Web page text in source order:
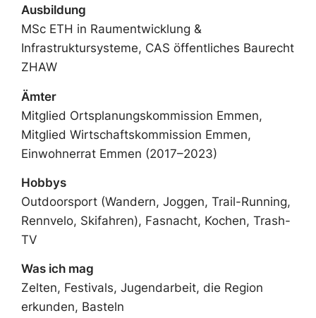
Ausbildung
MSc ETH in Raumentwicklung &
Infrastruktursysteme, CAS öffentliches Baurecht
ZHAW
Ämter
Mitglied Ortsplanungskommission Emmen,
Mitglied Wirtschaftskommission Emmen,
Einwohnerrat Emmen (2017–2023)
Hobbys
Outdoorsport (Wandern, Joggen, Trail-Running,
Rennvelo, Skifahren), Fasnacht, Kochen, Trash-
TV
Was ich mag
Zelten, Festivals, Jugendarbeit, die Region
erkunden, Basteln